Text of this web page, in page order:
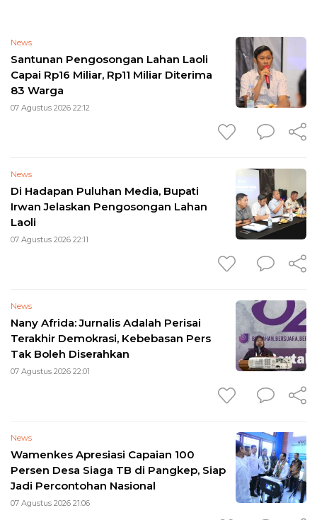
News
Santunan Pengosongan Lahan Laoli
Capai Rp16 Miliar, Rp11 Miliar Diterima
83 Warga
07 Agustus 2026 22:12
News
Di Hadapan Puluhan Media, Bupati
Irwan Jelaskan Pengosongan Lahan
Laoli
07 Agustus 2026 22:11
News
Nany Afrida: Jurnalis Adalah Perisai
Terakhir Demokrasi, Kebebasan Pers
Tak Boleh Diserahkan
07 Agustus 2026 22:01
News
Wamenkes Apresiasi Capaian 100
Persen Desa Siaga TB di Pangkep, Siap
Jadi Percontohan Nasional
07 Agustus 2026 21:06